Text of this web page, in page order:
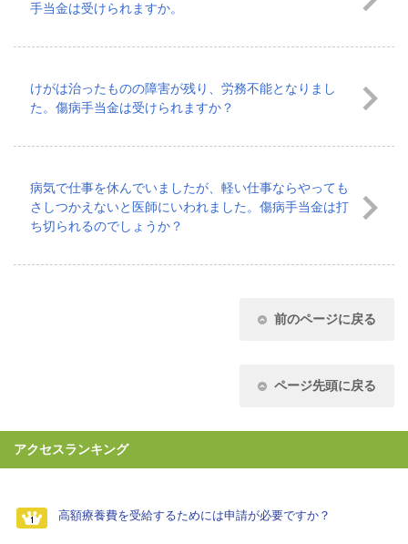
手当金は受けられますか。
けがは治ったものの障害が残り、労務不能となりまし
た。傷病手当金は受けられますか？
病気で仕事を休んでいましたが、軽い仕事ならやっても
さしつかえないと医師にいわれました。傷病手当金は打
ち切られるのでしょうか？
前のページに戻る
ページ先頭に戻る
アクセスランキング
高額療養費を受給するためには申請が必要ですか？